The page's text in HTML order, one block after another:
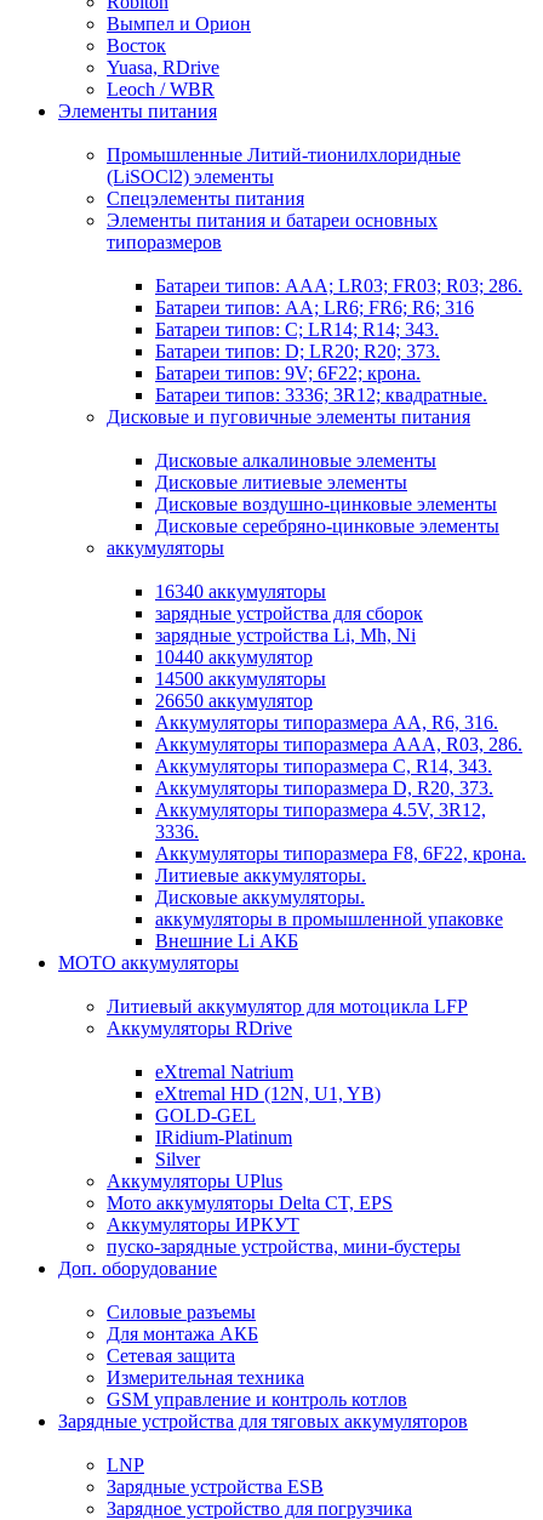
Вымпел и Орион
Восток
Yuasa, RDrive
Leoch / WBR
Элементы питания
Промышленные Литий-тионилхлоридные
(LiSOCl2) элементы
Спецэлементы питания
Элементы питания и батареи основных
типоразмеров
Батареи типов: AAA; LR03; FR03; R03; 286.
Батареи типов: AA; LR6; FR6; R6; 316
Батареи типов: C; LR14; R14; 343.
Батареи типов: D; LR20; R20; 373.
Батареи типов: 9V; 6F22; крона.
Батареи типов: 3336; 3R12; квадратные.
Дисковые и пуговичные элементы питания
Дисковые алкалиновые элементы
Дисковые литиевые элементы
Дисковые воздушно-цинковые элементы
Дисковые серебряно-цинковые элементы
аккумуляторы
16340 аккумуляторы
зарядные устройства для сборок
зарядные устройства Li, Mh, Ni
10440 аккумулятор
14500 аккумуляторы
26650 аккумулятор
Аккумуляторы типоразмера АА, R6, 316.
Аккумуляторы типоразмера ААА, R03, 286.
Аккумуляторы типоразмера С, R14, 343.
Аккумуляторы типоразмера D, R20, 373.
Аккумуляторы типоразмера 4.5V, 3R12,
3336.
Аккумуляторы типоразмера F8, 6F22, крона.
Литиевые аккумуляторы.
Дисковые аккумуляторы.
аккумуляторы в промышленной упаковке
Внешние Li АКБ
МОТО аккумуляторы
Литиевый аккумулятор для мотоцикла LFP
Аккумуляторы RDrive
eXtremal Natrium
eXtremal HD (12N, U1, YB)
GOLD-GEL
IRidium-Platinum
Silver
Аккумуляторы UPlus
Мото аккумуляторы Delta CT, EPS
Аккумуляторы ИРКУТ
пуско-зарядные устройства, мини-бустеры
Доп. оборудование
Силовые разъемы
Для монтажа АКБ
Сетевая защита
Измерительная техника
GSM управление и контроль котлов
Зарядные устройства для тяговых аккумуляторов
LNP
Зарядные устройства ESB
Зарядное устройство для погрузчика